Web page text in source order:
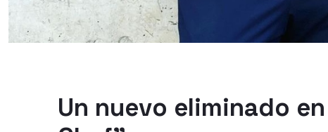
Un nuevo eliminado